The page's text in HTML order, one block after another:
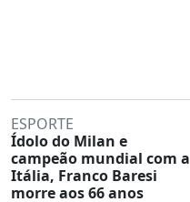
ESPORTE
Ídolo do Milan e
campeão mundial com a
Itália, Franco Baresi
morre aos 66 anos